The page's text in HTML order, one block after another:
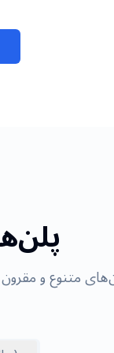
متنوع و